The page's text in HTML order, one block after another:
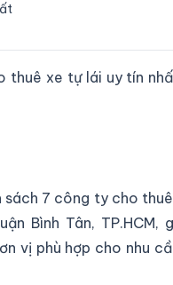
thuê xe tự lái uy tín
thuê xe tự lái uy tín nhất
sách 7 công ty cho
Bình Tân, TP.HCM,
vị phù hợp cho nhu